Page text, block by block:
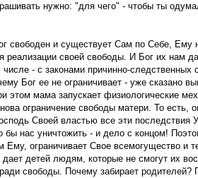
нужно: "для чего" - чтобы ты
свободен и существует Сам по Себе,
своей свободы. И Бог их нам
- с законами причинно-следственных
Бог ее не ограничивает - уже сказано
этом мама запускает физиологические
ограничение свободы матери. То есть,
Своей властью все эти
нас уничтожить - и дело с концом!
ограничивает Свое всемогущество и
детей людям, которые не смогут их
свободы. Почему забирает родителей?